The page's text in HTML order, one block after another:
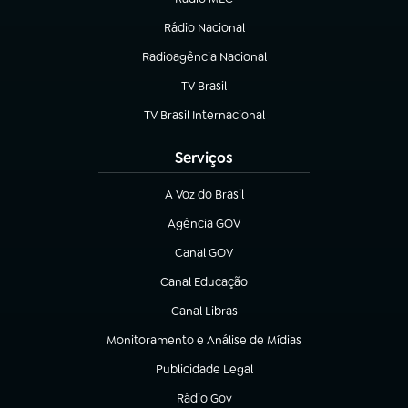
(abre em nova aba)
Rádio Nacional
Radioagência Nacional
(abre em nova aba)
TV Brasil
(abre em nova aba)
TV Brasil Internacional
(abre em nova aba)
Serviços
A Voz do Brasil
(abre em nova aba)
Agência GOV
(abre em nova aba)
Canal GOV
(abre em nova aba)
Canal Educação
(abre em nova aba)
Canal Libras
(abre em nova aba)
Monitoramento e Análise de Mídias
(abre em nova aba)
Publicidade Legal
(abre em nova aba)
Rádio Gov
(abre em nova aba)